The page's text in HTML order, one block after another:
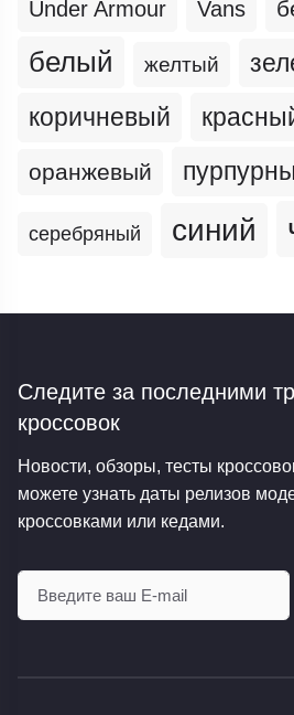
Under Armour Vans
белый желтый
коричневый
оранжевый
серебряный синий
Следите за последними
кроссовок
Новости, обзоры, тесты
можете узнать даты релизов
кроссовками или кедами.